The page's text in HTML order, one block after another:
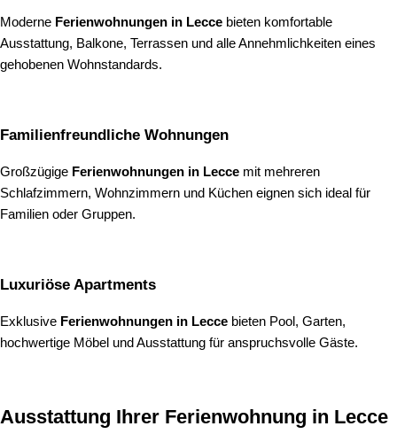
Moderne Ferienwohnungen in Lecce bieten komfortable
Ausstattung, Balkone, Terrassen und alle Annehmlichkeiten eines
gehobenen Wohnstandards.
Familienfreundliche Wohnungen
Großzügige Ferienwohnungen in Lecce mit mehreren
Schlafzimmern, Wohnzimmern und Küchen eignen sich ideal für
Familien oder Gruppen.
Luxuriöse Apartments
Exklusive Ferienwohnungen in Lecce bieten Pool, Garten,
hochwertige Möbel und Ausstattung für anspruchsvolle Gäste.
Ausstattung Ihrer Ferienwohnung in Lecce